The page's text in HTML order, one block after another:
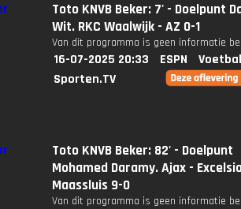
Toto KNVB Beker: 7' - Doelpunt
Wit. RKC Waalwijk - AZ 0-1
Van dit programma is geen informatie
16-07-2025 20:33 ESPN
Sporten.TV
Toto KNVB Beker: 82' - Doelpunt
Mohamed Daramy. Ajax -
Maassluis 9-0
Van dit programma is geen informatie